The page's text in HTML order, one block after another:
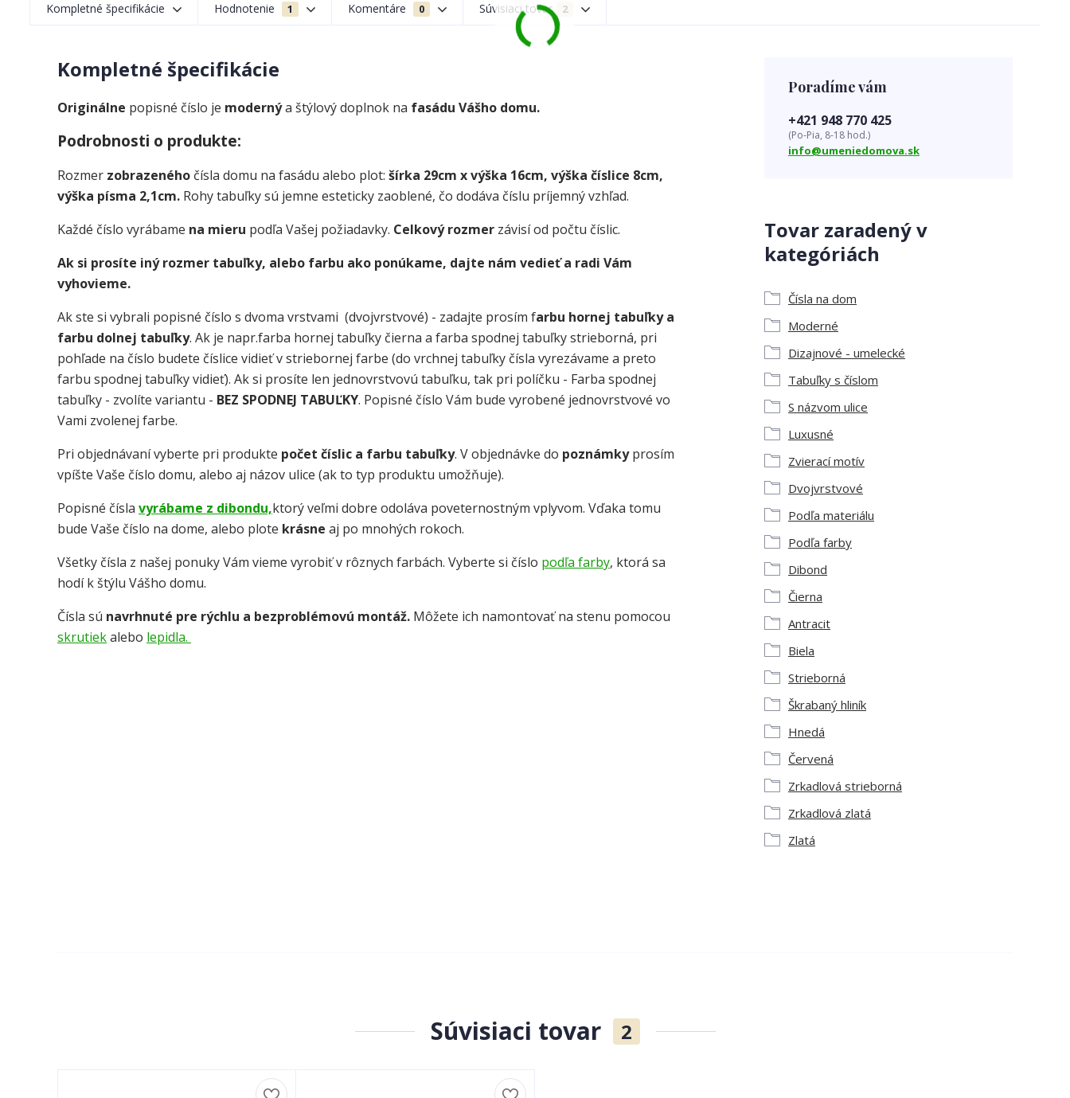
Kompletné špecifikácie Hodnotenie 1 Komentáre 0 Súvisiaci tovar 2
Kompletné špecifikácie
Originálne popisné číslo je modernýa štýlový doplnok na fasádu Vášho domu.
Podrobnosti o produkte:
Rozmer zobrazeného čísla domu na fasádu alebo plot: šírka 29cm x výška 16cm, výška číslice 8cm,
výška písma 2,1cm. Rohy tabuľky sú jemne esteticky zaoblené, čo dodáva číslu príjemný vzhľad.
Každé číslo vyrábame na mieru podľa Vašej požiadavky. Celkový rozmer závisí od počtu číslic.
Ak si prosíte iný rozmer tabuľky, alebo farbu ako ponúkame, dajte nám vedieť a radi Vám
vyhovieme.
Ak ste si vybrali popisné číslo s dvoma vrstvami (dvojvrstvové) - zadajte prosím farbu hornej tabuľky a
farbu dolnej tabuľky. Ak je napr.farba hornej tabuľky čierna a farba spodnej tabuľky strieborná, pri
pohľade na číslo budete číslice vidieť v striebornej farbe (do vrchnej tabuľky čísla vyrezávame a preto
farbu spodnej tabuľky vidieť). Ak si prosíte len jednovrstvovú tabuľku, tak pri políčku - Farba spodnej
tabuľky - zvolíte variantu - BEZ SPODNEJ TABUĽKY. Popisné číslo Vám bude vyrobené jednovrstvové vo
Vami zvolenej farbe.
Pri objednávaní vyberte pri produkte počet číslic a farbu tabuľky. V objednávke do poznámkyprosím
vpíšte Vaše číslo domu, alebo aj názov ulice (ak to typ produktu umožňuje).
Popisné čísla vyrábame z dibondu,ktorý veľmi dobre odoláva poveternostným vplyvom. Vďaka tomu
bude Vaše číslo na dome, alebo plote krásne aj po mnohých rokoch.
Všetky čísla z našej ponuky Vám vieme vyrobiť v rôznych farbách. Vyberte si číslo podľa farby, ktorá sa
hodí k štýlu Vášho domu.
Čísla sú navrhnuté pre rýchlu a bezproblémovú montáž. Môžete ich namontovať na stenu pomocou
skrutiekalebo lepidla.
Tovar zaradený v
kategóriách
Čísla na dom
Moderné
Dizajnové - umelecké
Tabuľky s číslom
S názvom ulice
Luxusné
Zvierací motív
Dvojvrstvové
Podľa materiálu
Podľa farby
Dibond
Čierna
Antracit
Biela
Strieborná
Škrabaný hliník
Hnedá
Červená
Zrkadlová strieborná
Zrkadlová zlatá
Zlatá
Poradíme vám
+421 948 770 425
(Po-Pia, 8-18 hod.)
info@umeniedomova.sk
Súvisiaci tovar 2